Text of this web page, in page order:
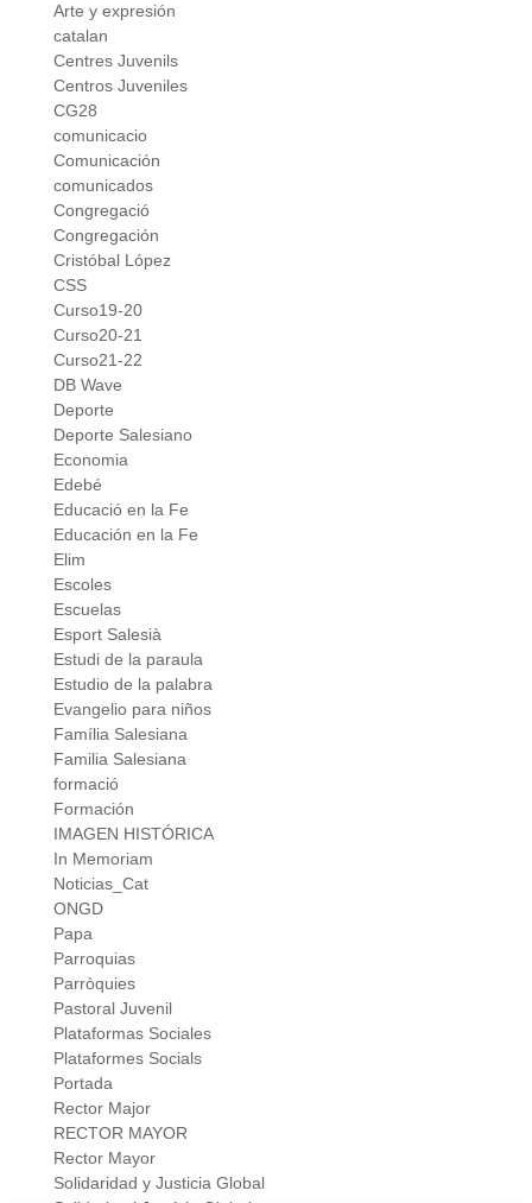
Arte y expresión
catalan
Centres Juvenils
Centros Juveniles
CG28
comunicacio
Comunicación
comunicados
Congregació
Congregación
Cristóbal López
CSS
Curso19-20
Curso20-21
Curso21-22
DB Wave
Deporte
Deporte Salesiano
Economia
Edebé
Educació en la Fe
Educación en la Fe
Elim
Escoles
Escuelas
Esport Salesià
Estudi de la paraula
Estudio de la palabra
Evangelio para niños
Família Salesiana
Familia Salesiana
formació
Formación
IMAGEN HISTÓRICA
In Memoriam
Noticias_Cat
ONGD
Papa
Parroquias
Parròquies
Pastoral Juvenil
Plataformas Sociales
Plataformes Socials
Portada
Rector Major
RECTOR MAYOR
Rector Mayor
Solidaridad y Justicia Global